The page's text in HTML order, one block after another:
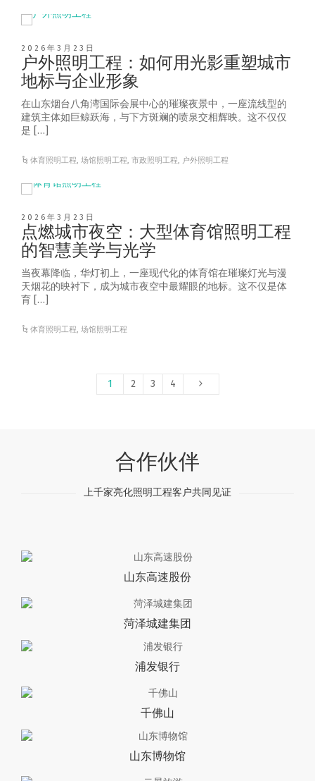
2026年3月23日
户外照明工程：如何用光影重塑城市
地标与企业形象
在山东烟台八角湾国际会展中心的璀璨夜景中，一座流线型的
建筑主体如巨鲸跃海，与下方斑斓的喷泉交相辉映。这不仅仅
是 […]
体育照明工程,场馆照明工程,市政照明工程, 户外照明工程
2026年3月23日
点燃城市夜空：大型体育馆照明工程
的智慧美学与光学
当夜幕降临，华灯初上，一座现代化的体育馆在璀璨灯光与漫
天烟花的映衬下，成为城市夜空中最耀眼的地标。这不仅是体
育 […]
体育照明工程,场馆照明工程
1 2 3 4
合作伙伴
上千家亮化照明工程客户共同见证
山东高速股份
菏泽城建集团
浦发银行
千佛山
山东博物馆